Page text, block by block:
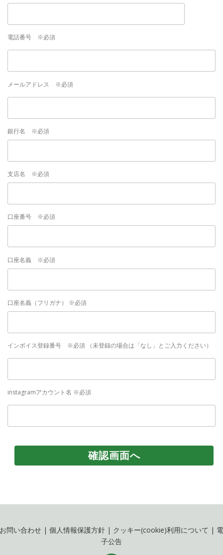
電話番号 ※必須
メールアドレス ※必須
銀行名 ※必須
支店名 ※必須
口座番号 ※必須
口座名義 ※必須
口座名義（フリガナ） ※必須
インボイス登録番号 ※必須 （未登録の場合は「なし」とご入力ください）
instagramアカウント名 ※必須
お問い合わせ | 個人情報保護方針 | クッキー(cookie)利用について | 電
子公告